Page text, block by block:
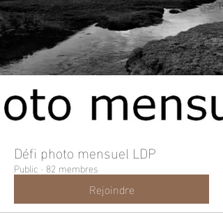
Défi photo mensuel LDP
Public · 82 membres
Rejoindre